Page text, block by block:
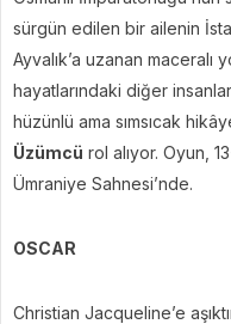
sürgün edilen bir ailenin
Ayvalık’a uzanan maceralı
hayatlarındaki diğer
hüzünlü ama sımsıcak
Üzümcü rol alıyor. Oyun,
Ümraniye Sahnesi’nde.
OSCAR
Christian Jacqueline’e